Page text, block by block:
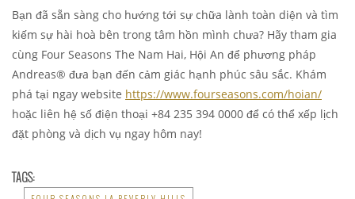
Bạn đã sẵn sàng cho hướng tới sự chữa lành toàn diện và tìm
kiếm sự hài hoà bên trong tâm hồn mình chưa? Hãy tham gia
cùng Four Seasons The Nam Hai, Hội An để phương pháp
Andreas® đưa bạn đến cảm giác hạnh phúc sâu sắc. Khám
phá tại ngay website https://www.fourseasons.com/hoian/
hoặc liên hệ số điện thoại +84 235 394 0000 để có thể xếp lịch
đặt phòng và dịch vụ ngay hôm nay!
TAGS: